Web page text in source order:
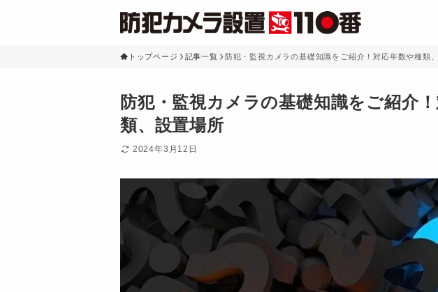
トップページ 記事一覧 防犯・監視カメラの基礎知識をご紹介！対応年数や種類
防犯・監視カメラの基礎知識をご紹介
類、設置場所
2024年3月12日